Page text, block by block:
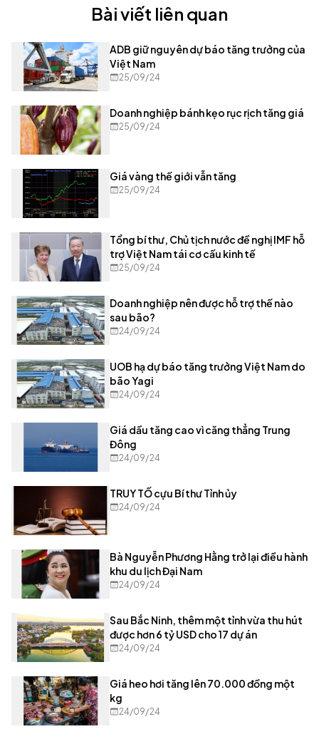
Bài viết liên quan
ADB giữ nguyên dự báo tăng trưởng của
Việt Nam
25/09/24
Doanh nghiệp bánh kẹo rục rịch tăng giá
25/09/24
Giá vàng thế giới vẫn tăng
25/09/24
Tổng bí thư, Chủ tịch nước đề nghị IMF hỗ
trợ Việt Nam tái cơ cấu kinh tế
25/09/24
Doanh nghiệp nên được hỗ trợ thế nào
sau bão?
24/09/24
UOB hạ dự báo tăng trưởng Việt Nam do
bão Yagi
24/09/24
Giá dầu tăng cao vì căng thẳng Trung
Đông
24/09/24
TRUY TỐ cựu Bí thư Tỉnh ủy
24/09/24
Bà Nguyễn Phương Hằng trở lại điều hành
khu du lịch Đại Nam
24/09/24
Sau Bắc Ninh, thêm một tỉnh vừa thu hút
được hơn 6 tỷ USD cho 17 dự án
24/09/24
Giá heo hơi tăng lên 70.000 đồng một
kg
24/09/24